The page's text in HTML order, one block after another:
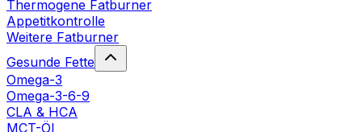
Thermogene Fatburner
Appetitkontrolle
Weitere Fatburner
Gesunde Fette
Omega-3
Omega-3-6-9
CLA & HCA
MCT-Öl